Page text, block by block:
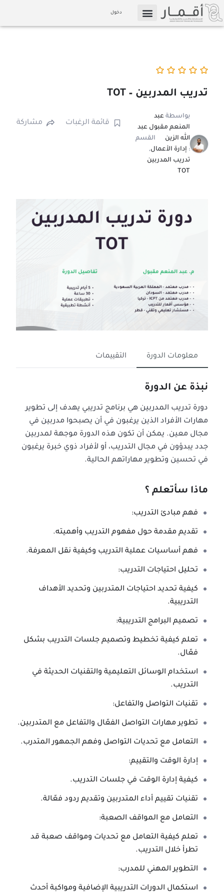
تخطي
إلى
دخول
تدريب المدربين – TOT
بواسطةعبد
المنعم مقبول عبد
الله الزين
القسم
: إدارة الأعمال,
تدريب المدربين
TOT
قائمة الرغبات مشاركة
معلومات الدورة التقييمات
نبذة عن الدورة
دورة تدريب المدربين هي برنامج تدريبي يهدف إلى تطوير
مهارات الأفراد الذين يرغبون في أن يصبحوا مدربين في
مجال معين. يمكن أن تكون هذه الدورة موجهة لمدربين
جدد يبدؤون في مجال التدريب، أو لأفراد ذوي خبرة يرغبون
في تحسين وتطوير مهاراتهم الحالية.
ماذا سأتعلم ؟
فهم مبادئ التدريب:
تقديم مقدمة حول مفهوم التدريب وأهميته.
فهم أساسيات عملية التدريب وكيفية نقل المعرفة.
تحليل احتياجات التدريب:
كيفية تحديد احتياجات المتدربين وتحديد الأهداف
التدريبية.
تصميم البرامج التدريبية:
تعلم كيفية تخطيط وتصميم جلسات التدريب بشكل
فعّال.
استخدام الوسائل التعليمية والتقنيات الحديثة في
التدريب.
تقنيات التواصل والتفاعل:
تطوير مهارات التواصل الفعّال والتفاعل مع المتدربين.
التعامل مع تحديات التواصل وفهم الجمهور المتدرب.
إدارة الوقت والتقييم:
كيفية إدارة الوقت في جلسات التدريب.
تقنيات تقييم أداء المتدربين وتقديم ردود فعّالة.
التعامل مع المواقف الصعبة:
تعلم كيفية التعامل مع تحديات ومواقف صعبة قد
تطرأ خلال التدريب.
التطوير المهني للمدرب:
استكمال الدورات التدريبية الإضافية ومواكبة أحدث